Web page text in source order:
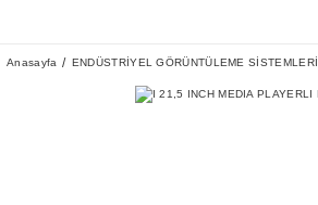
Anasayfa ENDÜSTRİYEL GÖRÜNTÜLEME SİSTEMLERİ